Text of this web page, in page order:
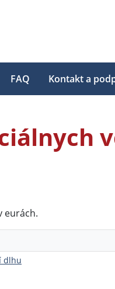
FAQ Kontakt a
eurách.
dlhu